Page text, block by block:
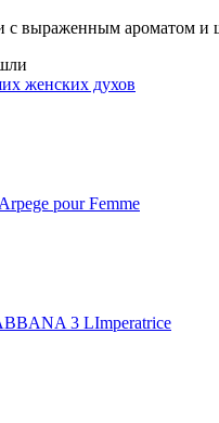
с выраженным ароматом
женских духов
pour Femme
3 LImperatrice